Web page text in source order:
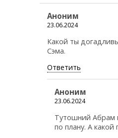
Аноним
23.06.2024
Какой ты
Сэма.
Ответить
Аноним
23.06.2024
Тутошний Абрам
по плану. А какой